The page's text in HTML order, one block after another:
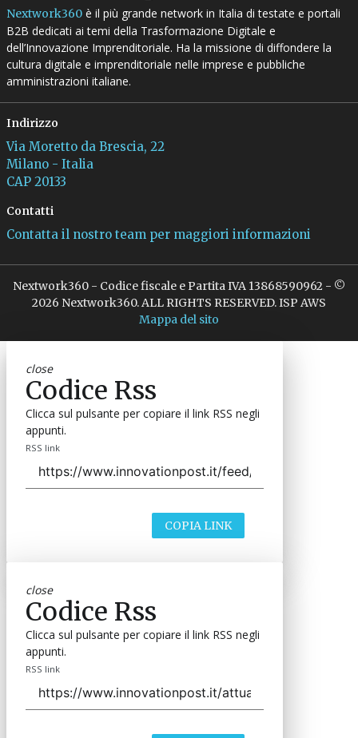
Nextwork360è il più grande network in Italia di testate e portali
B2B dedicati ai temi della Trasformazione Digitale e
dell’Innovazione Imprenditoriale. Ha la missione di diffondere la
cultura digitale e imprenditoriale nelle imprese e pubbliche
amministrazioni italiane.
Indirizzo
Via Moretto da Brescia, 22
Milano - Italia
CAP 20133
Contatti
Contatta il nostro team per maggiori informazioni
Nextwork360 - Codice fiscale e Partita IVA 13868590962 - ©
2026 Nextwork360. ALL RIGHTS RESERVED. ISP AWS
Mappa del sito
close
Codice Rss
Clicca sul pulsante per copiare il link RSS negli
appunti.
RSS link
COPIA LINK
close
Codice Rss
Clicca sul pulsante per copiare il link RSS negli
appunti.
RSS link